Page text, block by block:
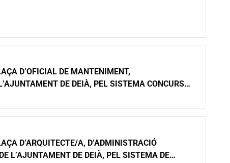
D’OFICIAL DE MANTENIMENT,
DE DEIÀ, PEL SISTEMA CONCURS
D’ARQUITECTE/A, D’ADMINISTRACIÓ
L’AJUNTAMENT DE DEIÀ, PEL SISTEMA DE